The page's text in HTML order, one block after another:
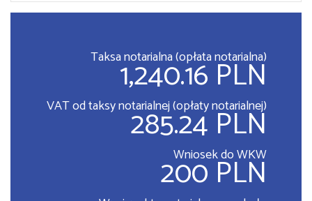
Taksa notarialna (opłata notarialna)
1,240.16 PLN
VAT od taksy notarialnej (opłaty notarialnej)
285.24 PLN
Wniosek do WKW
200 PLN